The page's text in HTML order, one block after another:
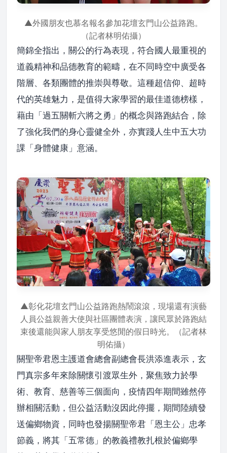
▲外國朋友也慕名報名參加花壇玄門山公益路跑。
（記者林明佑攝）
簡錦全指出，關公的行為表現，符合國人最重視的
道義精神和品德教育的範疇，在不同時空中廣受各
階層、各類團體的推崇與尊敬。這種超信仰、超時
代的英雄魅力，是值得大家學習的最佳道德榜樣，
藉由「過五關斬六將之勇」的概念與路跑結合，除
了強化我們的身心靈健全外，亦實踐人生中五大功
課「身體健康」意涵。
▲彰化花壇玄門山公益路跑熱鬧滾滾，現場還有演藝
人員公益親善大使與社區團體表演，讓民眾於路跑結
束後還能與家人朋友享受悠閒的假日時光。（記者林
明佑攝）
關聖帝君恩主護道會總會副總會長洪添進表示，玄
門真宗多年來除關懷引渡眾生外，聚焦致力於學
術、教育、慈善等三個面向，疫情四年期間雖然停
辦相關活動，但公益活動沒因此停擺，期間陸續發
送偏鄉物資，同時也發揚關聖帝君「恩主公」忠孝
節義，將其「五常德」的教義禮教扎根於偏鄉學